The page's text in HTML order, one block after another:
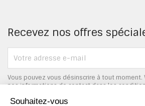
Recevez nos offres
Vous pouvez vous désinscrire à tout moment.
nos informations de contact dans les